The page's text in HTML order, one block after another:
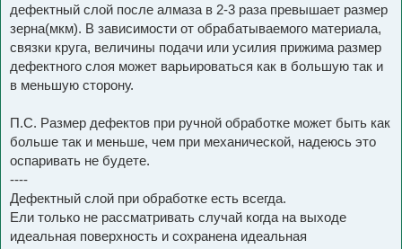
дефектный слой после алмаза в 2-3 раза превышает размер
зерна(мкм). В зависимости от обрабатываемого материала,
связки круга, величины подачи или усилия прижима размер
дефектного слоя может варьироваться как в большую так и
в меньшую сторону.
П.С. Размер дефектов при ручной обработке может быть как
больше так и меньше, чем при механической, надеюсь это
оспаривать не будете.
----
Дефектный слой при обработке есть всегда.
Ели только не рассматривать случай когда на выходе
идеальная поверхность и сохранена идеальная